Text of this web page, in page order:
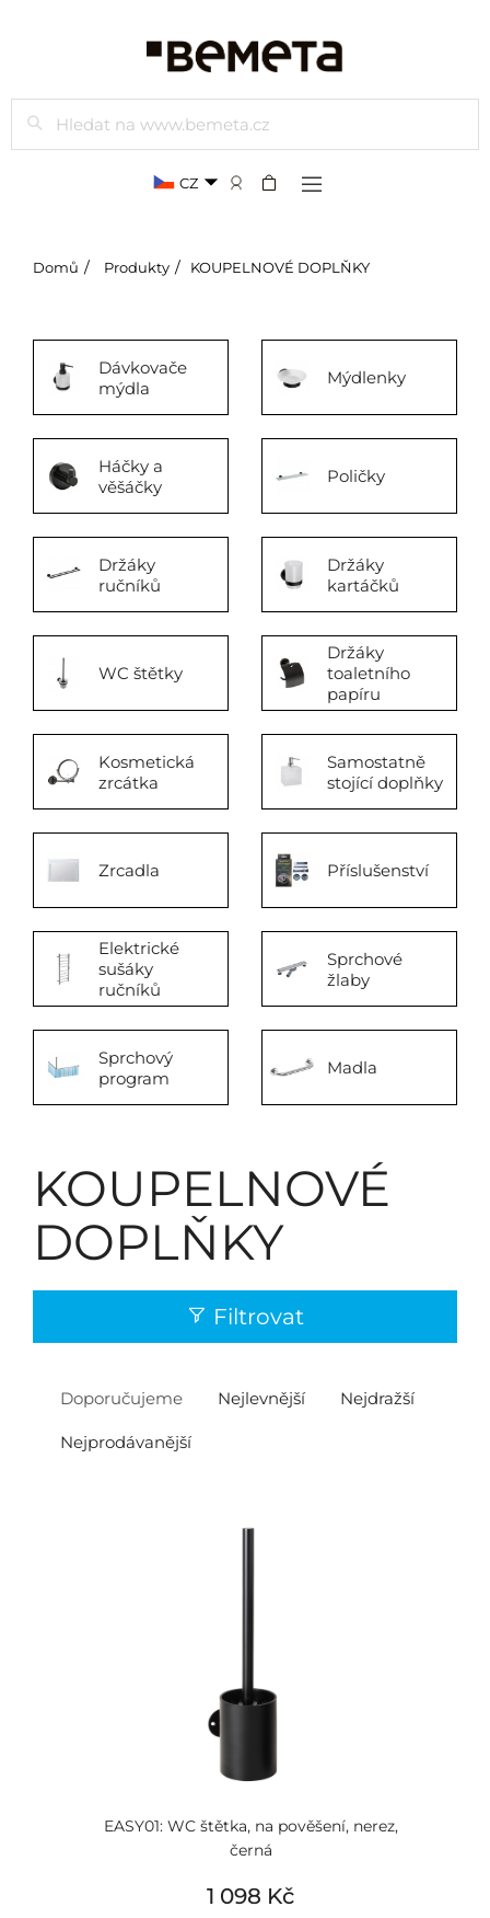
Hledat
CZ
Domů Produkty KOUPELNOVÉ DOPLŇKY
Dávkovače
mýdla
Mýdlenky
Háčky a
věšáčky
Poličky
Držáky
ručníků
Držáky
kartáčků
WC štětky
Držáky
toaletního
papíru
Kosmetická
zrcátka
Samostatně
stojící doplňky
Zrcadla Příslušenství
Elektrické
sušáky
ručníků
Sprchové
žlaby
Sprchový
program
Madla
KOUPELNOVÉ
DOPLŇKY
Filtrovat
Doporučujeme Nejlevnější Nejdražší
Nejprodávanější
EASY01: WC štětka, na pověšení, nerez,
černá
1 098 Kč